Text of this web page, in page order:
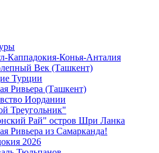
Каппадокия-Конья-Анталия
Век (Ташкент)
Турции
Ривьера (Ташкент)
Иордании
Треугольник"
Рай" остров Шри Ланка
Ривьера из Самарканда!
2026